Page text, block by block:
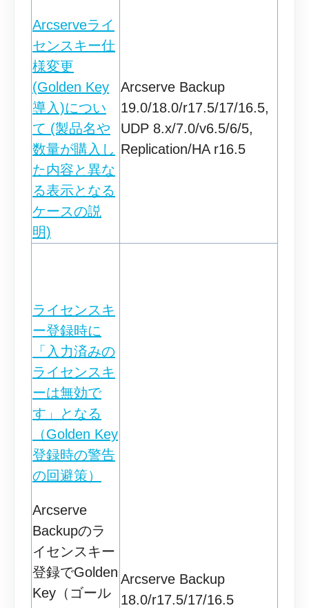
Arcserveライ
センスキー仕
様変更
(Golden Key
導入)につい
て (製品名や
数量が購入し
た内容と異な
る表示となる
ケースの説
明)
Arcserve Backup
19.0/18.0/r17.5/17/16.5,
UDP 8.x/7.0/v6.5/6/5,
Replication/HA r16.5
ライセンスキ
ー登録時に
「入力済みの
ライセンスキ
ーは無効で
す」となる
（Golden Key
登録時の警告
の回避策）
Arcserve
Backupのラ
イセンスキー
登録でGolden
Key（ゴール
Arcserve Backup
18.0/r17.5/17/16.5